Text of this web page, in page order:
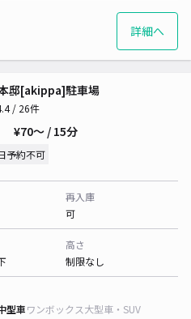
詳細へ
邸[akippa]駐車場
/ 26件
¥70〜 / 15分
予約不可
再入庫
可
高さ
制限なし
型車ワンボックス大型車・SUV